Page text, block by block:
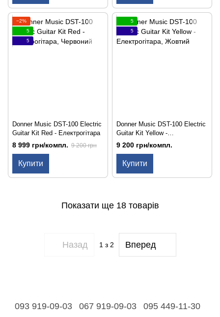
−2%
5
5
Donner Music DST-100 Electric
Guitar Kit Red - Електрогітара
8 999 грн/компл. 9 200 грн
Купити
5
5
Donner Music DST-100 Electric
Guitar Kit Yellow -
Електрогітара
9 200 грн/компл.
Купити
Показати ще 18 товарів
Назад 1з 2 Вперед
093 919-09-03 067 919-09-03 095 449-11-30